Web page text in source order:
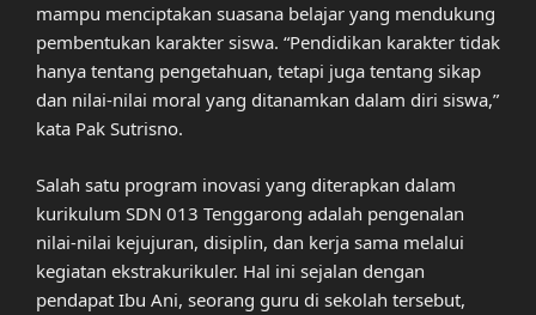
mampu menciptakan suasana belajar yang mendukung
pembentukan karakter siswa. “Pendidikan karakter tidak
hanya tentang pengetahuan, tetapi juga tentang sikap
dan nilai-nilai moral yang ditanamkan dalam diri siswa,”
kata Pak Sutrisno.
Salah satu program inovasi yang diterapkan dalam
kurikulum SDN 013 Tenggarong adalah pengenalan
nilai-nilai kejujuran, disiplin, dan kerja sama melalui
kegiatan ekstrakurikuler. Hal ini sejalan dengan
pendapat Ibu Ani, seorang guru di sekolah tersebut,